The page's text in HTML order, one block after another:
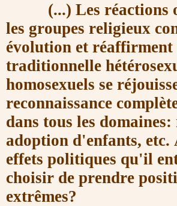
(...) Les réactions
les groupes religieux
évolution et
traditionnelle
homosexuels se
reconnaissance
dans tous les
adoption d'enfants, etc.
effets politiques qu'il
choisir de prendre
extrêmes?